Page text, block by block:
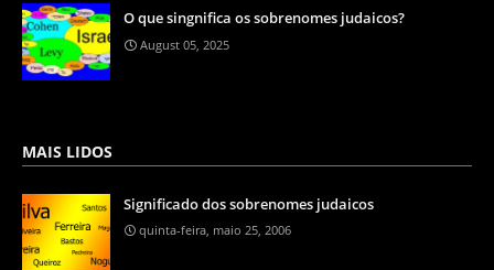
O que singnifica os sobrenomes judaicos?
August 05, 2025
MAIS LIDOS
Significado dos sobrenomes judaicos
quinta-feira, maio 25, 2006